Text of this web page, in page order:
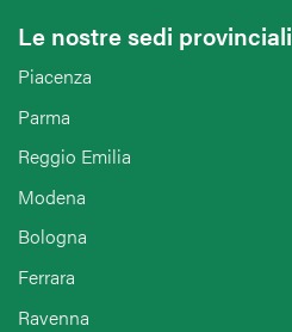
Le nostre sedi provinciali
Piacenza
Parma
Reggio Emilia
Modena
Bologna
Ferrara
Ravenna